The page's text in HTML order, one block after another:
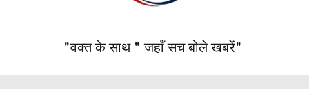
"वक्त के साथ " जहाँ सच बोले खबरें"